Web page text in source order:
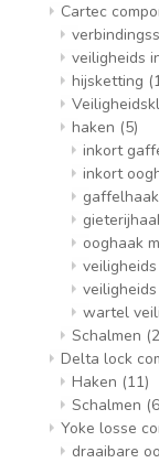
Cartec
veiligheids
hijsketting
haken (5)
inkort
inkort
ooghaak
wartel
Schalmen
Delta lock
Haken (11)
Schalmen
Yoke losse
draaibare